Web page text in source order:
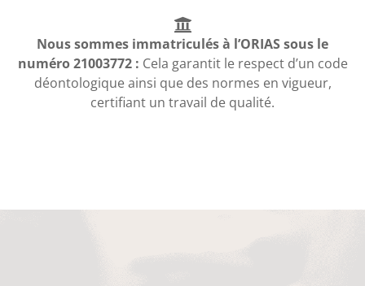
Nous sommes immatriculés à l’ORIAS sous le
numéro 21003772 : Cela garantit le respect d’un code
déontologique ainsi que des normes en vigueur,
certifiant un travail de qualité.